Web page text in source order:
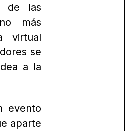
de las
más
virtual
se
a la
evento
aparte